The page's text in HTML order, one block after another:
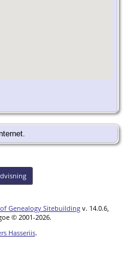
Genealogy Sitebuildingv. 14.0.6,
© 2001-2026.
Hasseriis.